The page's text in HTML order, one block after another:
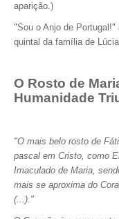
aparição.)
"Sou o Anjo de Portugal!"
quintal da família de
O Rosto de
Humanidade
"O mais belo rosto de
pascal em Cristo, como
Imaculado de Maria,
mais se aproxima do
(...)."